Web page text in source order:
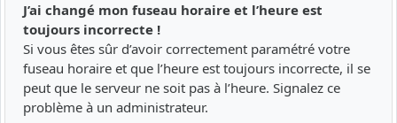
J’ai changé mon fuseau horaire et l’heure est
toujours incorrecte !
Si vous êtes sûr d’avoir correctement paramétré votre
fuseau horaire et que l’heure est toujours incorrecte, il se
peut que le serveur ne soit pas à l’heure. Signalez ce
problème à un administrateur.